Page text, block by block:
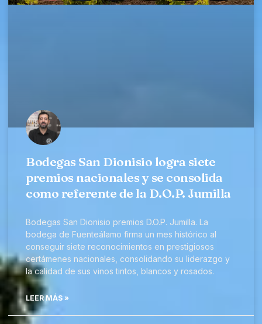
Bodegas San Dionisio logra siete
premios nacionales y se consolida
como referente de la D.O.P. Jumilla
Bodegas San Dionisio premios D.O.P. Jumilla. La
bodega de Fuenteálamo firma un mes histórico al
conseguir siete reconocimientos en prestigiosos
certámenes nacionales, consolidando su liderazgo y
la calidad de sus vinos tintos, blancos y rosados.
LEER MÁS »